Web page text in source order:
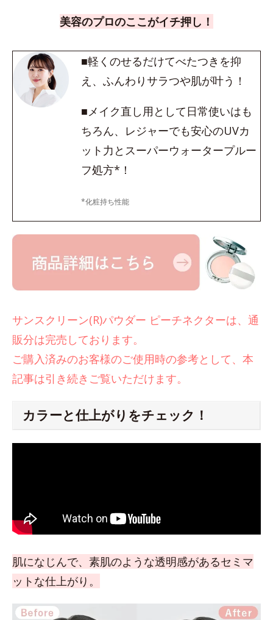
美容のプロのここがイチ押し！
■軽くのせるだけてべたつきを抑
え、ふんわりサラつや肌が叶う！
■メイク直し用として日常使いはも
ちろん、レジャーでも安心のUVカ
ット力とスーパーウォータープルー
フ処方*！
*化粧持ち性能
サンスクリーン(R)パウダー ピーチネクターは、通
販分は完売しております。
ご購入済みのお客様のご使用時の参考として、本
記事は引き続きご覧いただけます。
カラーと仕上がりをチェック！
肌になじんで、素肌のような透明感があるセミマ
ットな仕上がり。